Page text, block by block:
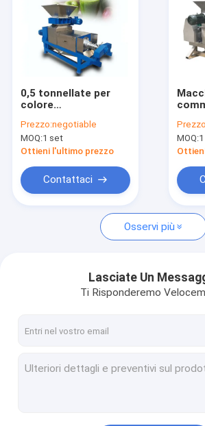
Video
Circa noi
Contattici
Richieda una citazione
Macchina industriale della stampa di
Macchina della stampa di olio della
Macchina utensile dell'alimento
0,5 tonnellate per
colore
della macchina della
sminuzzatrice
dell'arachide di ora
anno
Prezzo:negotiable
MOQ:1 set
Ottieni l'ultimo prezzo
Contattaci
di
MOQ:
Osservi più
Lasciate Un
Ti Risponderemo